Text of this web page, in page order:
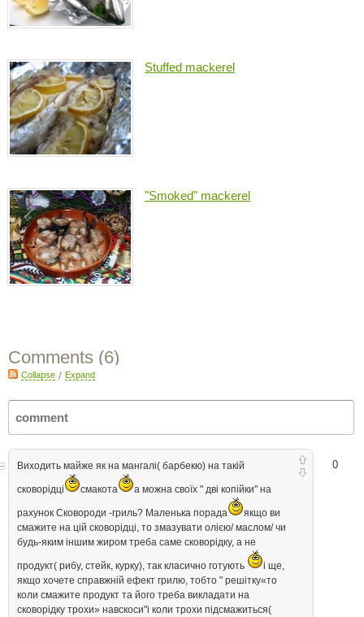
Stuffed mackerel
"Smoked" mackerel
Comments (6)
Collapse / Expand
0
Виходить майже як на мангалі( барбекю) на такій
сковорідці смакота а можна своїх " дві копійки" на
рахунок Сковороди -гриль? Маленька порада
якщо ви
смажите на цій сковорідці, то змазувати олією/ маслом/ чи
будь-яким іншим жиром треба саме сковорідку, а не
продукт( рибу, стейк, курку), так класично готують
і ще,
якщо хочете справжній ефект грилю, тобто " решітку«то
коли смажите продукт та його треба викладати на
сковорідку трохи» навскоси"і коли трохи підсмажиться(